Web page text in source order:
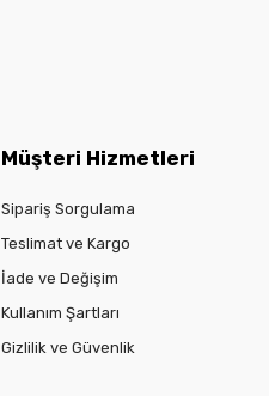
Müşteri Hizmetleri
Sipariş Sorgulama
Teslimat ve Kargo
İade ve Değişim
Kullanım Şartları
Gizlilik ve Güvenlik